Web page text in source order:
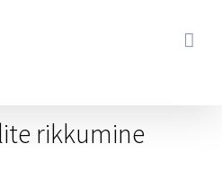
rikkumine